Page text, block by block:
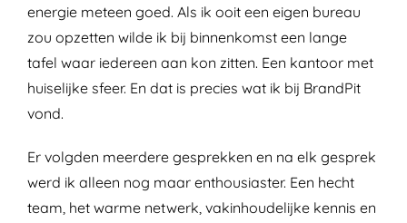
energie meteen goed. Als ik ooit een eigen bureau
zou opzetten wilde ik bij binnenkomst een lange
tafel waar iedereen aan kon zitten. Een kantoor met
huiselijke sfeer. En dat is precies wat ik bij BrandPit
vond.
Er volgden meerdere gesprekken en na elk gesprek
werd ik alleen nog maar enthousiaster. Een hecht
team, het warme netwerk, vakinhoudelijke kennis en